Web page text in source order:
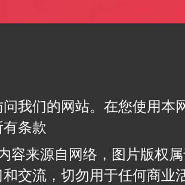
我们的网站。在您使用本
条款
容来源自网络，图片版权
交流，切勿用于任何商业